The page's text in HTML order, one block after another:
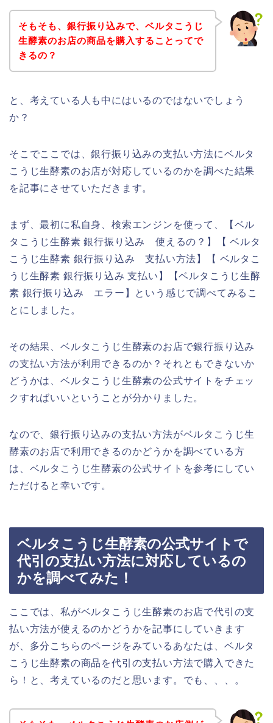
そもそも、銀行振り込みで、ベルタこうじ
生酵素のお店の商品を購入することってで
きるの？
と、考えている人も中にはいるのではないでしょう
か？
そこでここでは、銀行振り込みの支払い方法にベルタ
こうじ生酵素のお店が対応しているのかを調べた結果
を記事にさせていただきます。
まず、最初に私自身、検索エンジンを使って、【ベル
タこうじ生酵素 銀行振り込み 使えるの？】【 ベルタ
こうじ生酵素 銀行振り込み 支払い方法】【 ベルタこ
うじ生酵素 銀行振り込み 支払い】【ベルタこうじ生酵
素 銀行振り込み エラー】という感じで調べてみるこ
とにしました。
その結果、ベルタこうじ生酵素のお店で銀行振り込み
の支払い方法が利用できるのか？それともできないか
どうかは、ベルタこうじ生酵素の公式サイトをチェッ
クすればいいということが分かりました。
なので、銀行振り込みの支払い方法がベルタこうじ生
酵素のお店で利用できるのかどうかを調べている方
は、ベルタこうじ生酵素の公式サイトを参考にしてい
ただけると幸いです。
ベルタこうじ生酵素の公式サイトで
代引の支払い方法に対応しているの
かを調べてみた！
ここでは、私がベルタこうじ生酵素のお店で代引の支
払い方法が使えるのかどうかを記事にしていきます
が、多分こちらのページをみているあなたは、ベルタ
こうじ生酵素の商品を代引の支払い方法で購入できた
ら！と、考えているのだと思います。でも、、、。